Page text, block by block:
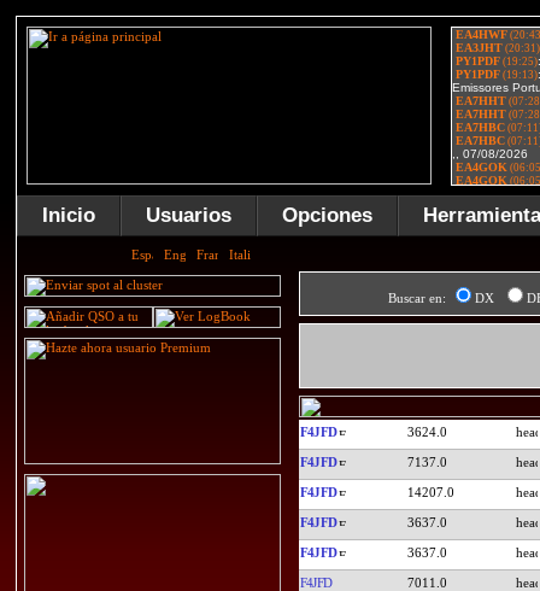
Inicio Usuarios Opciones
Buscar en: DX
F4JFD 3624.0
F4JFD 7137.0
F4JFD 14207.0
F4JFD 3637.0
F4JFD 3637.0
F4JFD 7011.0